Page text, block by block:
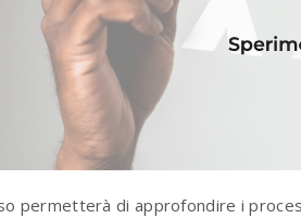
permetterà di approfondire i